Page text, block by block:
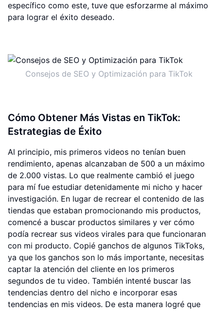
específico como este, tuve que esforzarme al máximo
para lograr el éxito deseado.
Consejos de SEO y Optimización para TikTok
Cómo Obtener Más Vistas en TikTok:
Estrategias de Éxito
Al principio, mis primeros videos no tenían buen
rendimiento, apenas alcanzaban de 500 a un máximo
de 2.000 vistas. Lo que realmente cambió el juego
para mí fue estudiar detenidamente mi nicho y hacer
investigación. En lugar de recrear el contenido de las
tiendas que estaban promocionando mis productos,
comencé a buscar productos similares y ver cómo
podía recrear sus videos virales para que funcionaran
con mi producto. Copié ganchos de algunos TikToks,
ya que los ganchos son lo más importante, necesitas
captar la atención del cliente en los primeros
segundos de tu video. También intenté buscar las
tendencias dentro del nicho e incorporar esas
tendencias en mis videos. De esta manera logré que